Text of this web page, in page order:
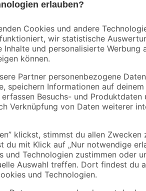
48 x 24 mm
1, €
0,89 € / Meter
Häufig gehört die Pflege von
der Fall? Dann könnte diese
Dabei wird deinem Werkstück
Gebindegröße von 0,38 l kannst
Für ein gutes Ergebnis werden
Erfahre mehr darüber, wie du
Außenbereich schaffst.